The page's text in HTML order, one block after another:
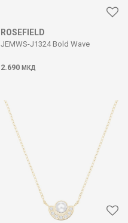
ROSEFIELD
JEMWS-J1324 Bold Wave
2.690 МКД